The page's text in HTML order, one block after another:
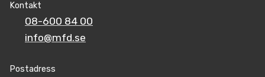
Kontakt
08-600 84 00
info@mfd.se
Postadress